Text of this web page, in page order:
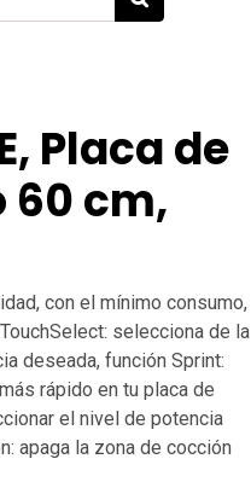
Placa de
60 cm,
con el mínimo consumo,
selecciona de la
deseada, función Sprint:
rápido en tu placa de
el nivel de potencia
apaga la zona de cocción